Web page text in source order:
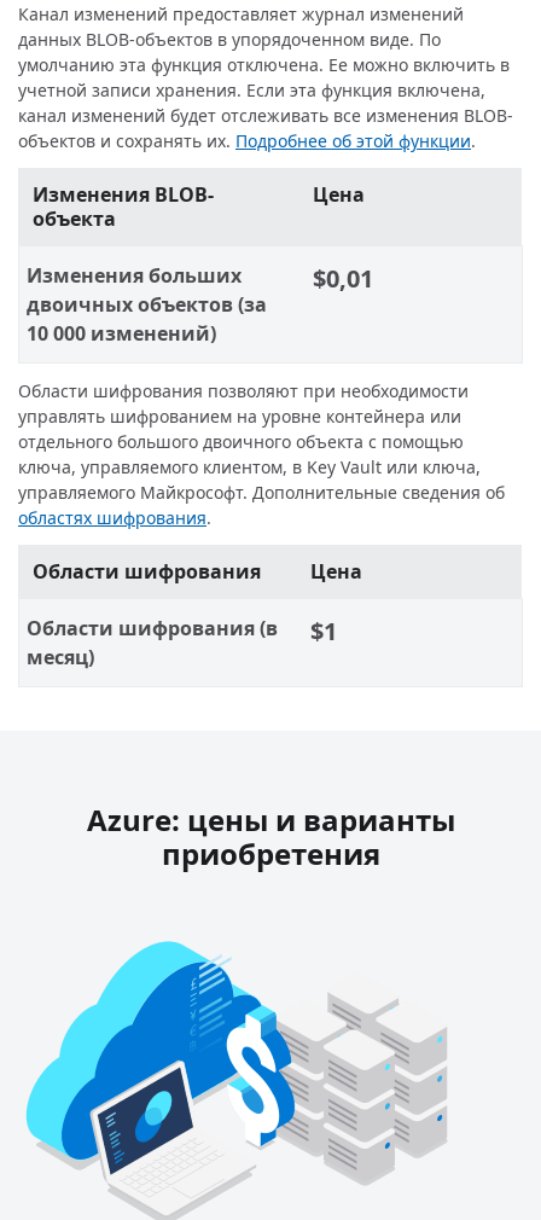
Канал изменений предоставляет журнал изменений
данных BLOB-объектов в упорядоченном виде. По
умолчанию эта функция отключена. Ее можно включить в
учетной записи хранения. Если эта функция включена,
канал изменений будет отслеживать все изменения BLOB-
объектов и сохранять их. Подробнее об этой функции.
Изменения BLOB-
объекта
Цена
Изменения больших
двоичных объектов (за
10 000 изменений)
$0,01
Области шифрования позволяют при необходимости
управлять шифрованием на уровне контейнера или
отдельного большого двоичного объекта с помощью
ключа, управляемого клиентом, в Key Vault или ключа,
управляемого Майкрософт. Дополнительные сведения об
областях шифрования.
Области шифрования Цена
Области шифрования (в
месяц)
$1
Azure: цены и варианты
приобретения